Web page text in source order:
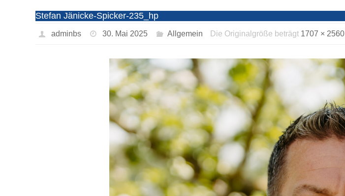
Stefan Jänicke-Spicker-235_hp
adminbs 30. Mai 2025 Allgemein Die Originalgröße beträgt 1707 × 2560